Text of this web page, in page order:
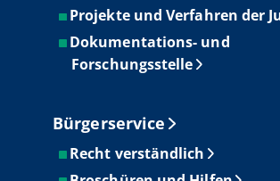
Projekte und Verfahren der
Dokumentations- und
Forschungsstelle
Bürgerservice
Recht verständlich